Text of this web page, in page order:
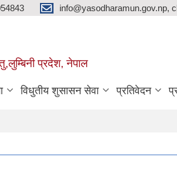
info@yasodharamun.gov.np,
प्रदेश, नेपाल
विधुतीय शुसासन सेवा प्रतिवेदन